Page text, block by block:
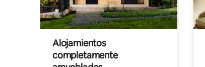
Alojamientos
completamente